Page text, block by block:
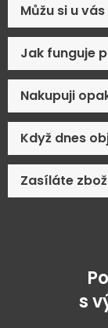
Můžu si u
Jak funguje
Nakupuji
Když dnes
Zasíláte
s